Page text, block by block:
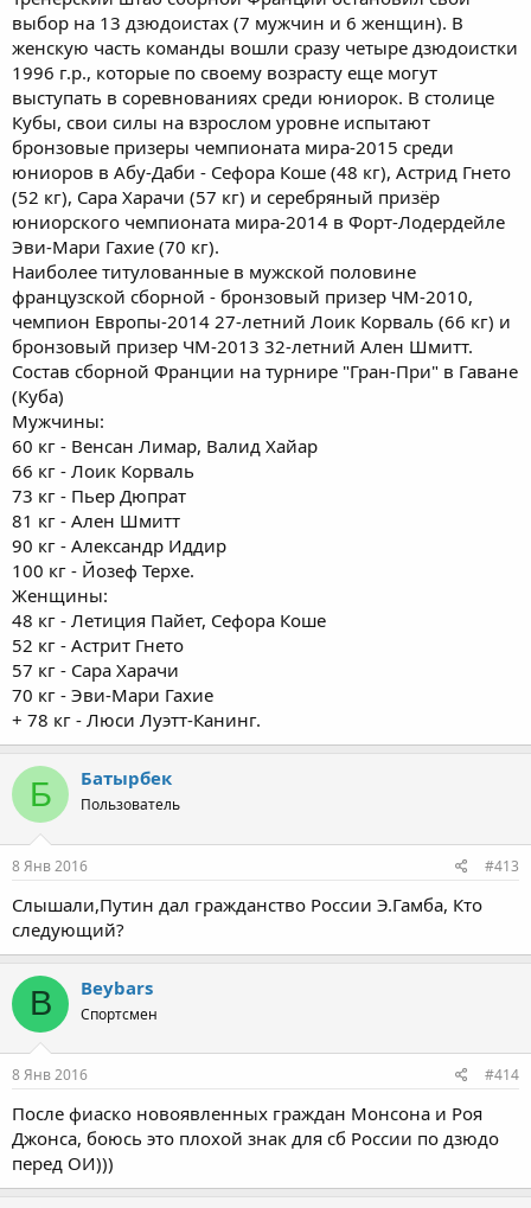
выбор на 13 дзюдоистах (7 мужчин и 6 женщин). В
женскую часть команды вошли сразу четыре дзюдоистки
1996 г.р., которые по своему возрасту еще могут
выступать в соревнованиях среди юниорок. В столице
Кубы, свои силы на взрослом уровне испытают
бронзовые призеры чемпионата мира-2015 среди
юниоров в Абу-Даби - Сефора Коше (48 кг), Астрид Гнето
(52 кг), Сара Харачи (57 кг) и серебряный призёр
юниорского чемпионата мира-2014 в Форт-Лодердейле
Эви-Мари Гахие (70 кг).
Наиболее титулованные в мужской половине
французской сборной - бронзовый призер ЧМ-2010,
чемпион Европы-2014 27-летний Лоик Корваль (66 кг) и
бронзовый призер ЧМ-2013 32-летний Ален Шмитт.
Состав сборной Франции на турнире "Гран-При" в Гаване
(Куба)
Мужчины:
60 кг - Венсан Лимар, Валид Хайар
66 кг - Лоик Корваль
73 кг - Пьер Дюпрат
81 кг - Ален Шмитт
90 кг - Александр Иддир
100 кг - Йозеф Терхе.
Женщины:
48 кг - Летиция Пайет, Сефора Коше
52 кг - Астрит Гнето
57 кг - Сара Харачи
70 кг - Эви-Мари Гахие
+ 78 кг - Люси Луэтт-Канинг.
Б Батырбек
Пользователь
8 Янв 2016 #413
Слышали,Путин дал гражданство России Э.Гамба, Кто
следующий?
B Beybars
Спортсмен
8 Янв 2016 #414
После фиаско новоявленных граждан Монсона и Роя
Джонса, боюсь это плохой знак для сб России по дзюдо
перед ОИ)))